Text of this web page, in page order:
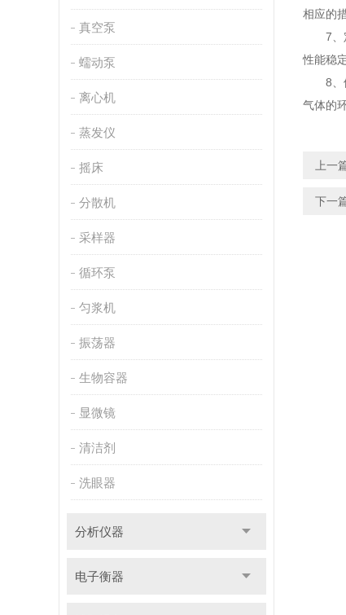
真空泵
蠕动泵
离心机
蒸发仪
摇床
分散机
采样器
循环泵
匀浆机
振荡器
生物容器
显微镜
清洁剂
洗眼器
分析仪器
电子衡器
相应的
7、定
性能稳定
8、停
气体的
上一
下一